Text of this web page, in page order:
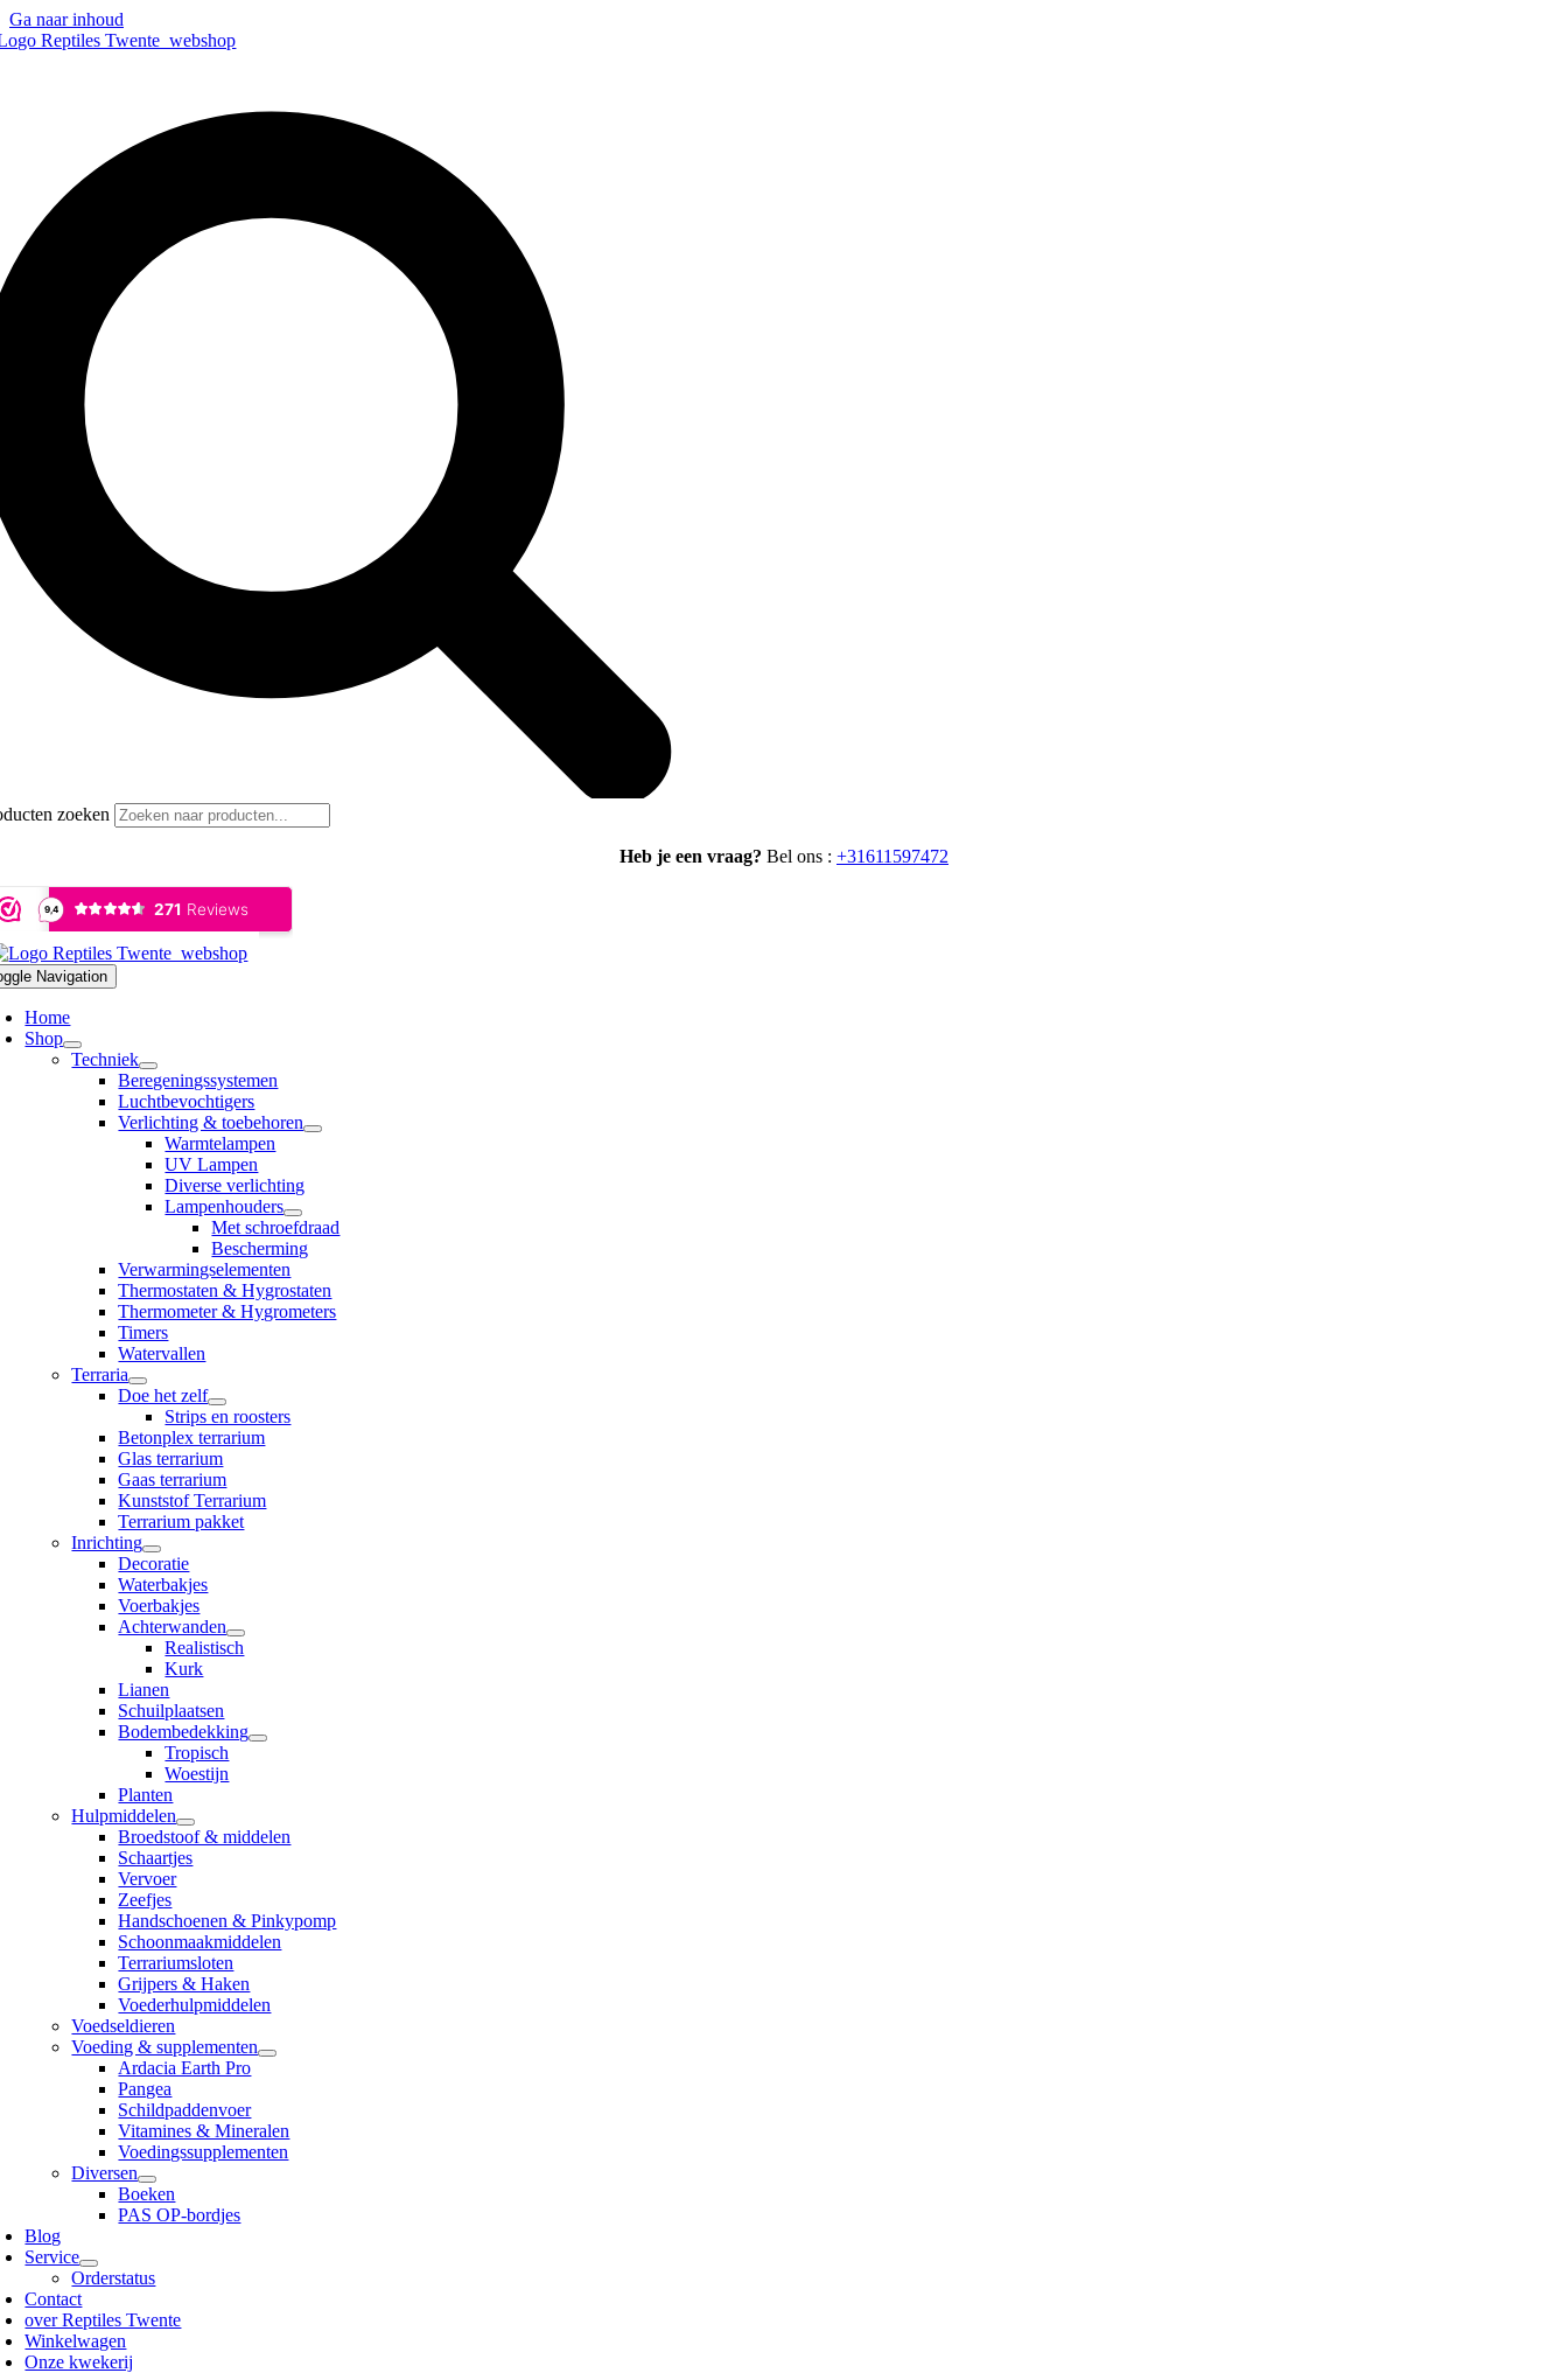
Ga naar inhoud
zoeken
Heb je een vraag? Bel ons : +31611597472
Navigation
Home
Shop
Techniek
Beregeningssystemen
Luchtbevochtigers
Verlichting & toebehoren
Warmtelampen
UV Lampen
Diverse verlichting
Lampenhouders
Met schroefdraad
Bescherming
Verwarmingselementen
Thermostaten & Hygrostaten
Thermometer & Hygrometers
Timers
Watervallen
Terraria
Doe het zelf
Strips en roosters
Betonplex terrarium
Glas terrarium
Gaas terrarium
Kunststof Terrarium
Terrarium pakket
Inrichting
Decoratie
Waterbakjes
Voerbakjes
Achterwanden
Realistisch
Kurk
Lianen
Schuilplaatsen
Bodembedekking
Tropisch
Woestijn
Planten
Hulpmiddelen
Broedstoof & middelen
Schaartjes
Vervoer
Zeefjes
Handschoenen & Pinkypomp
Schoonmaakmiddelen
Terrariumsloten
Grijpers & Haken
Voederhulpmiddelen
Voedseldieren
Voeding & supplementen
Ardacia Earth Pro
Pangea
Schildpaddenvoer
Vitamines & Mineralen
Voedingssupplementen
Diversen
Boeken
PAS OP-bordjes
Blog
Service
Orderstatus
Contact
over Reptiles Twente
Winkelwagen
Onze kwekerij